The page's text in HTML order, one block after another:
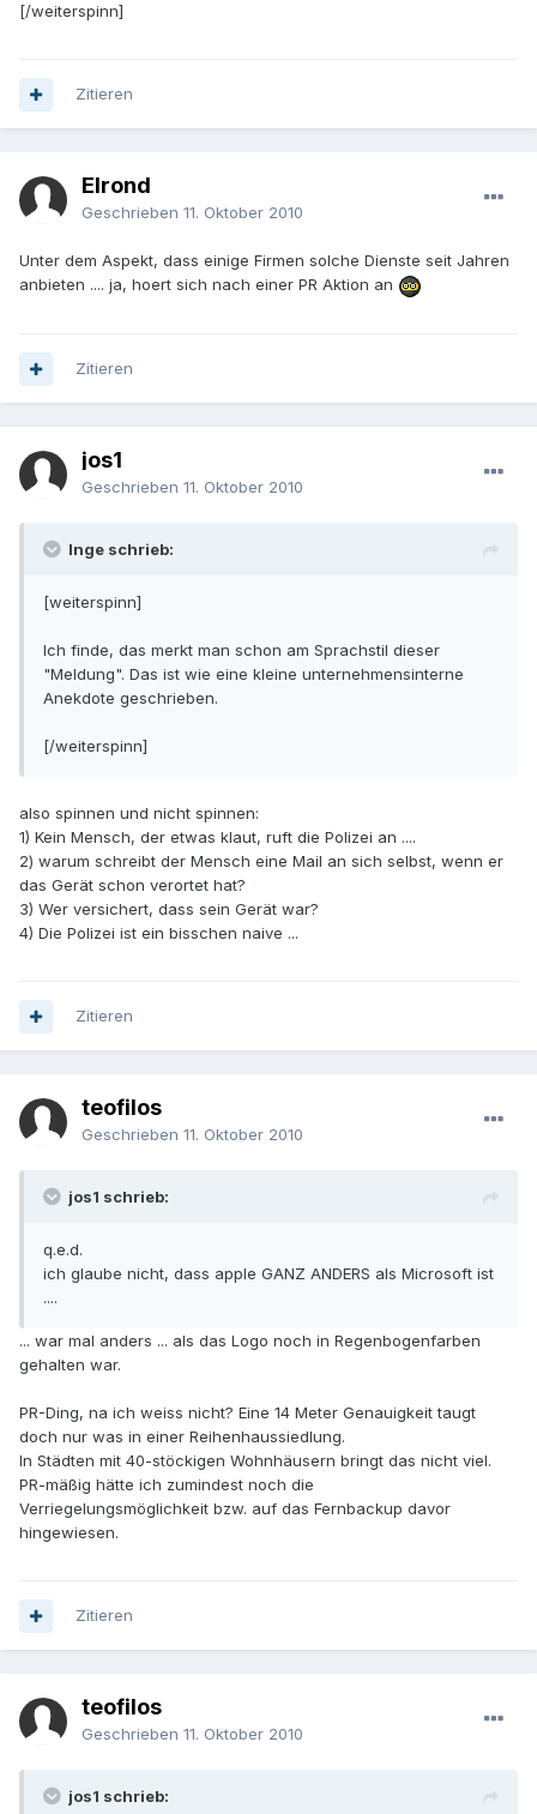
[/weiterspinn]
Zitieren
Elrond
Geschrieben 11. Oktober 2010
Unter dem Aspekt, dass einige Firmen solche Dienste seit Jahren
anbieten .... ja, hoert sich nach einer PR Aktion an
Zitieren
jos1
Geschrieben 11. Oktober 2010
Inge schrieb:
[weiterspinn]
Ich finde, das merkt man schon am Sprachstil dieser
"Meldung". Das ist wie eine kleine unternehmensinterne
Anekdote geschrieben.
[/weiterspinn]
also spinnen und nicht spinnen:
1) Kein Mensch, der etwas klaut, ruft die Polizei an ....
2) warum schreibt der Mensch eine Mail an sich selbst, wenn er
das Gerät schon verortet hat?
3) Wer versichert, dass sein Gerät war?
4) Die Polizei ist ein bisschen naive ...
Zitieren
teofilos
Geschrieben 11. Oktober 2010
jos1 schrieb:
q.e.d.
ich glaube nicht, dass apple GANZ ANDERS als Microsoft ist
....
... war mal anders ... als das Logo noch in Regenbogenfarben
gehalten war.
PR-Ding, na ich weiss nicht? Eine 14 Meter Genauigkeit taugt
doch nur was in einer Reihenhaussiedlung.
In Städten mit 40-stöckigen Wohnhäusern bringt das nicht viel.
PR-mäßig hätte ich zumindest noch die
Verriegelungsmöglichkeit bzw. auf das Fernbackup davor
hingewiesen.
Zitieren
teofilos
Geschrieben 11. Oktober 2010
jos1 schrieb: